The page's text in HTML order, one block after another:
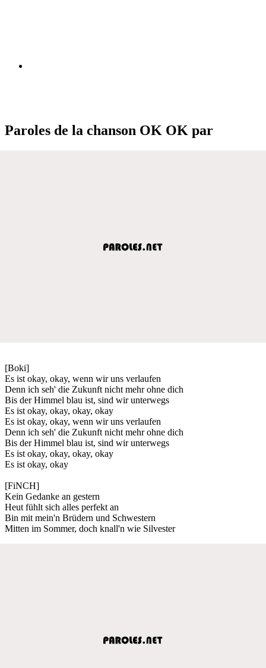
Paroles de la chanson OK OK par
[Boki]
Es ist okay, okay, wenn wir uns verlaufen
Denn ich seh' die Zukunft nicht mehr ohne dich
Bis der Himmel blau ist, sind wir unterwegs
Es ist okay, okay, okay, okay
Es ist okay, okay, wenn wir uns verlaufen
Denn ich seh' die Zukunft nicht mehr ohne dich
Bis der Himmel blau ist, sind wir unterwegs
Es ist okay, okay, okay, okay
Es ist okay, okay
[FiNCH]
Kein Gedanke an gestern
Heut fühlt sich alles perfekt an
Bin mit mein'n Brüdern und Schwestern
Mitten im Sommer, doch knall'n wie Silvester